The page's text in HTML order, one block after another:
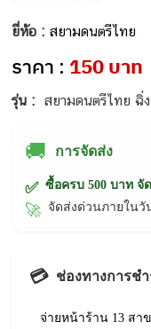
ยี่ห้อ : สยามดนตรีไทย
ราคา : 150 บาท
รุ่น : สยามดนตรีไทย ฉิ่
🚚 การจัดส่ง
✅ ซื้อครบ 500 บาท จั
🚀 จัดส่งด่วนภายใน
💳 ช่องทางการชำ
จ่ายหน้าร้าน 13 สา